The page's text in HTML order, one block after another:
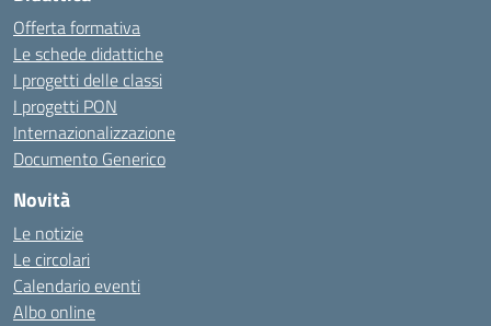
Offerta formativa
Le schede didattiche
I progetti delle classi
I progetti PON
Internazionalizzazione
Documento Generico
Novità
Le notizie
Le circolari
Calendario eventi
Albo online